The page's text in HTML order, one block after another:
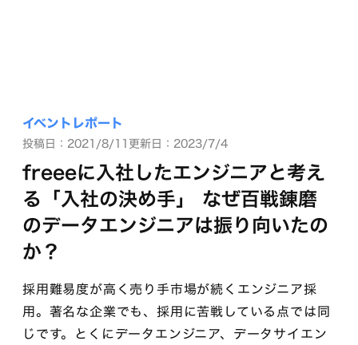
イベントレポート
投稿日：2021/8/11更新日：2023/7/4
freeeに入社したエンジニアと考え
る「入社の決め手」 なぜ百戦錬磨
のデータエンジニアは振り向いたの
か？
採用難易度が高く売り手市場が続くエンジニア採
用。著名な企業でも、採用に苦戦している点では同
じです。とくにデータエンジニア、データサイエン